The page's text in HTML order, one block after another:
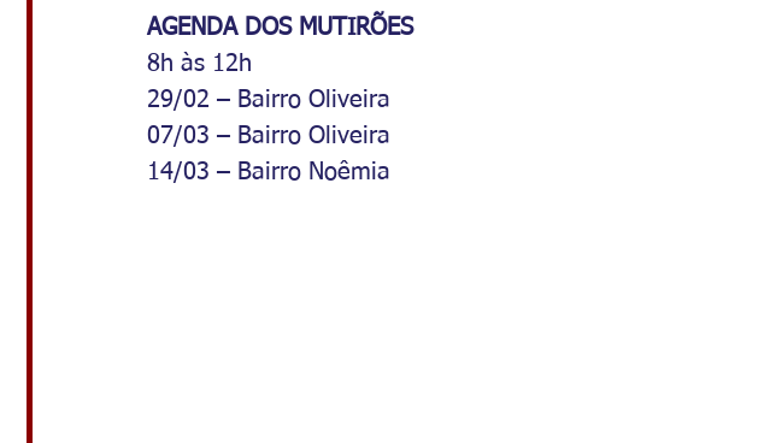
AGENDA DOS MUTIRÕES
8h às 12h
29/02 – Bairro Oliveira
07/03 – Bairro Oliveira
14/03 – Bairro Noêmia